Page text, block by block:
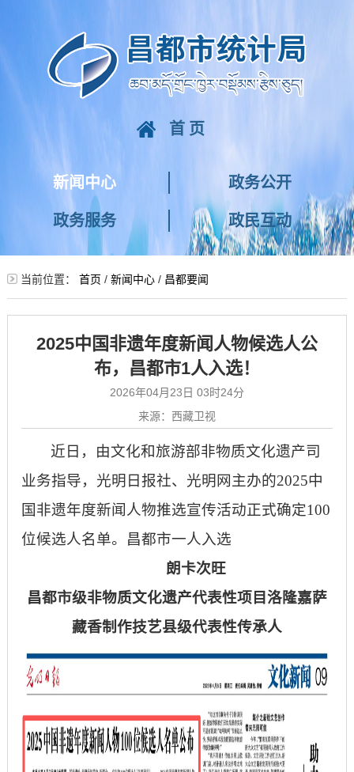
首页
新闻中心 政务公开
政务服务 政民互动
当前位置： 首页 / 新闻中心/ 昌都要闻
2025中国非遗年度新闻人物候选人公
布，昌都市1人入选！
2026年04月23日 03时24分
来源：西藏卫视
近日，由文化和旅游部非物质文化遗产司
业务指导，光明日报社、光明网主办的2025中
国非遗年度新闻人物推选宣传活动正式确定100
位候选人名单。昌都市一人入选
朗卡次旺
昌都市级非物质文化遗产代表性项目洛隆嘉萨
藏香制作技艺县级代表性传承人